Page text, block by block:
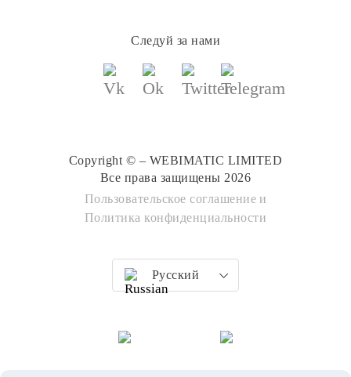
Следуй за нами
Copyright © – WEBIMATIC LIMITED
Все права защищены 2026
Пользовательское соглашение и
Политика конфиденциальности
Русский